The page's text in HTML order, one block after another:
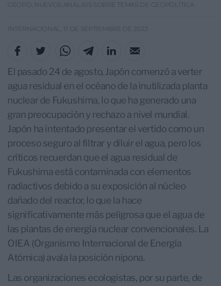
GEOPO, NUEVOS ANÁLISIS SOBRE TEMAS DE GEOPOLÍTICA
INTERNACIONAL, 11 DE SEPTIEMBRE DE 2023
El pasado 24 de agosto, Japón comenzó a verter
agua residual en el océano de la inutilizada planta
nuclear de Fukushima, lo que ha generado una
gran preocupación y rechazo a nivel mundial.
Japón ha intentado presentar el vertido como un
proceso seguro al filtrar y diluir el agua, pero los
críticos recuerdan que el agua residual de
Fukushima está contaminada con elementos
radiactivos debido a su exposición al núcleo
dañado del reactor, lo que la hace
significativamente más peligrosa que el agua de
las plantas de energía nuclear convencionales. La
OIEA (Organismo Internacional de Energía
Atómica) avala la posición nipona.
Las organizaciones ecologistas, por su parte, de